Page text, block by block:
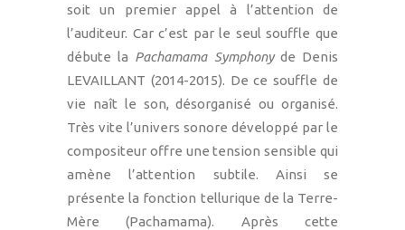
soit un premier appel à l’attention de
l’auditeur. Car c’est par le seul souffle que
débute la Pachamama Symphonyde Denis
LEVAILLANT (2014-2015). De ce souffle de
vie naît le son, désorganisé ou organisé.
Très vite l’univers sonore développé par le
compositeur offre une tension sensible qui
amène l’attention subtile. Ainsi se
présente la fonction tellurique de la Terre-
Mère (Pachamama). Après cette